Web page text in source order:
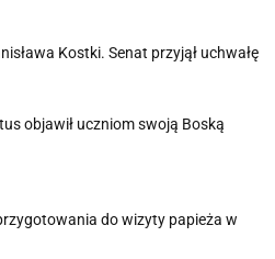
Kostki. Senat przyjął uchwałę
objawił uczniom swoją Boską
do wizyty papieża w